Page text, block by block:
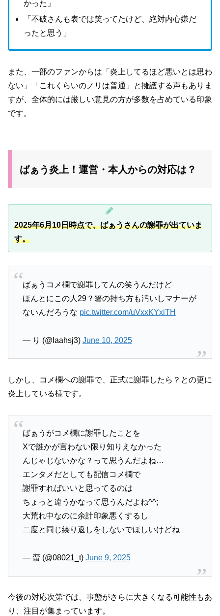
かった」
「不破さんも表では笑ってたけど、絶対内心嫌だ
ったと思う」
また、一部のファンからは「炎上してるほど悪いとは思わ
ない」「これくらいのノリは普通」と擁護する声もありま
すが、全体的には厳しい意見の方が多数を占めている印象
です。
ばぁう炎上！運営・本人からの対応は？
2025年6月10日時点で、ばぁうさんの謝罪が出ていま
す。
ばぁうコメ欄で謝罪してんの笑うんだけど
ほんとにこの人29？箸の持ち方も汚いしマナーが
ないんだろうな pic.twitter.com/uVxxKYxiTH
— り (@laahsj3) June 10, 2025
しかし、コメ欄への謝罪で、正式に謝罪したら？との更に
炎上している様です。
ばぁうがコメ欄に謝罪したことを
Xで誰かが言わない限り知りえなかった
んじゃじないかな？って思うんだよね…
エンタメだとしても配信コメ欄で
謝罪すればいいと思ってるのは
ちょっと違うかなって思うんだよね^^;
大荒れ中なのに余計印象悪くするし
二度と同じ繰り返しをしないでほしいけどね
— 蛮 (@08021_t) June 9, 2025
今後の対応次第では、事態がさらに大きくなる可能性もあ
り、注目が集まっています。